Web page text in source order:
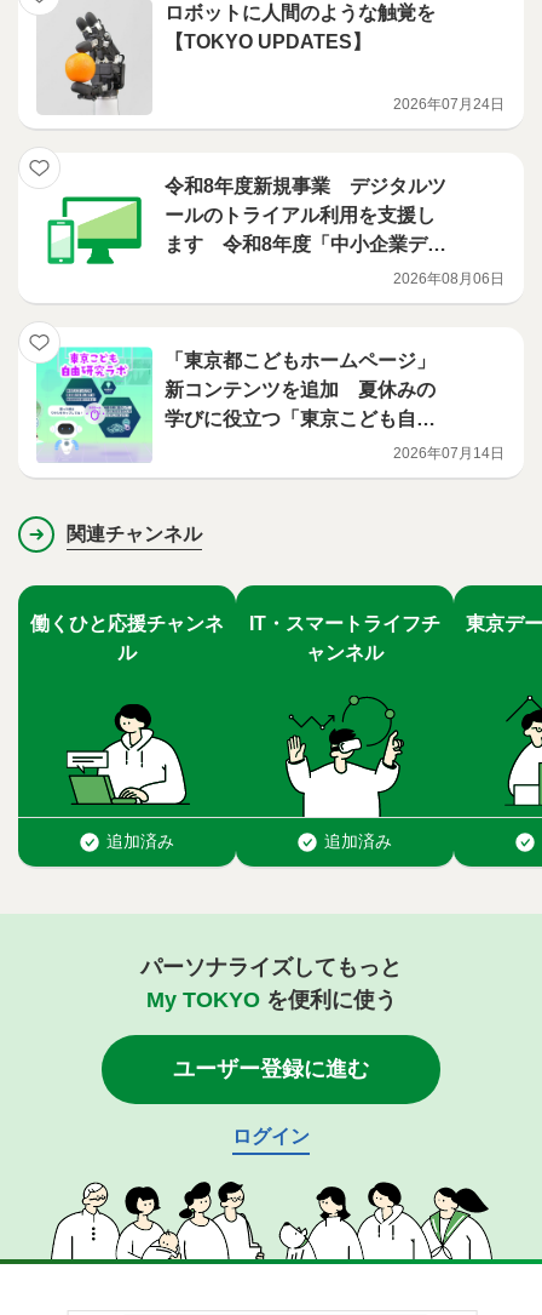
ロボットに人間のような触覚を
【TOKYO UPDATES】
2026年07月24日
令和8年度新規事業 デジタルツ
ールのトライアル利用を支援し
ます 令和8年度「中小企業デジ
タル化ファーストステップ支援
事業」
2026年08月06日
「東京都こどもホームページ」
新コンテンツを追加 夏休みの
学びに役立つ「東京こども自由
2026年07月14日
関連チャンネル
パーソナライズしてもっと
My TOKYOを便利に使う
ユーザー登録に進む
ログイン